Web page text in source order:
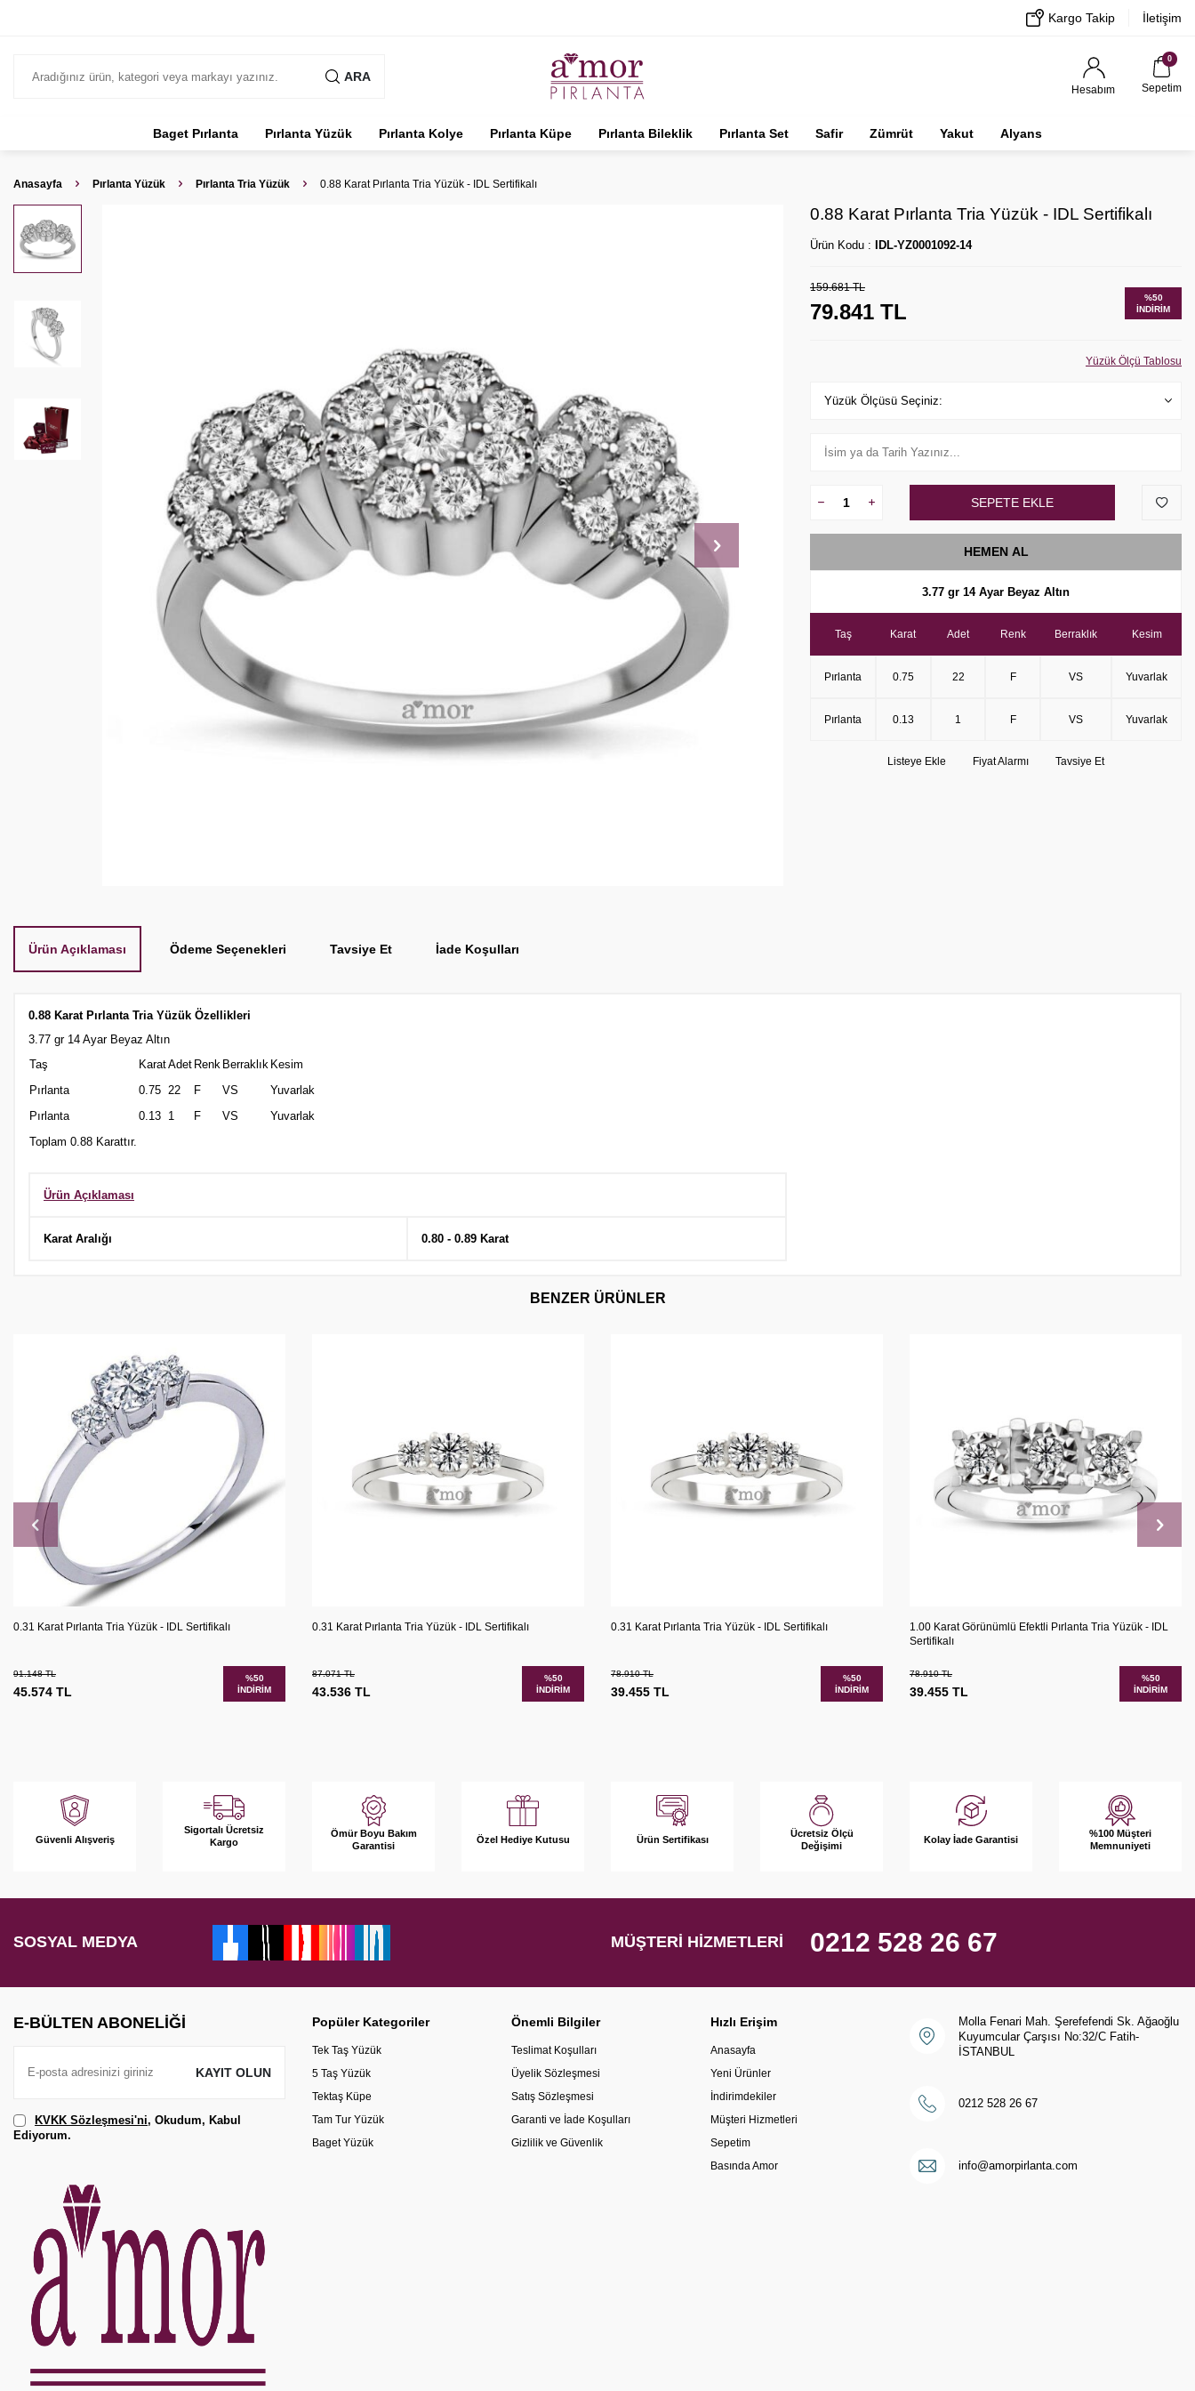
Kargo Takip İletişim
ARA
Hesabım
0
Sepetim
Baget Pırlanta Pırlanta Yüzük Pırlanta Kolye Pırlanta Küpe Pırlanta Bileklik Pırlanta Set Safir Zümrüt Yakut Alyans
Anasayfa Pırlanta Yüzük Pırlanta Tria Yüzük 0.88 Karat Pırlanta Tria Yüzük - IDL Sertifikalı
0.88 Karat Pırlanta Tria Yüzük - IDL Sertifikalı
Ürün Kodu : IDL-YZ0001092-14
159.681TL
79.841 TL
%50
İNDIRIM
Yüzük Ölçü Tablosu
SEPETE EKLE
HEMEN AL
3.77 gr 14 Ayar Beyaz Altın
Taş
Pırlanta
Pırlanta
Karat
0.75
0.13
Adet
22
1
Renk
F
F
Berraklık
VS
VS
Kesim
Yuvarlak
Yuvarlak
Listeye Ekle Fiyat Alarmı Tavsiye Et
Ürün Açıklaması Ödeme Seçenekleri Tavsiye Et İade Koşulları
0.88 Karat Pırlanta Tria Yüzük Özellikleri
3.77 gr 14 Ayar Beyaz Altın
Taş
KaratAdet Renk Berraklık Kesim
Pırlanta
0.75 22 F VS
Yuvarlak
Pırlanta
0.13 1 F VS
Yuvarlak
Toplam 0.88 Karattır.
Ürün Açıklaması
Karat Aralığı 0.80 - 0.89 Karat
BENZER ÜRÜNLER
Sepete Ekle Karşılaştır
0.31 Karat Pırlanta Tria Yüzük - IDL Sertifikalı
91.148TL
45.574 TL
%50
İNDIRIM
Sepete Ekle Karşılaştır
0.31 Karat Pırlanta Tria Yüzük - IDL Sertifikalı
87.071TL
43.536 TL
%50
İNDIRIM
Sepete Ekle Karşılaştır
0.31 Karat Pırlanta Tria Yüzük - IDL Sertifikalı
78.910TL
39.455 TL
%50
İNDIRIM
Sepete Ekle Karşılaştır
1.00 Karat Görünümlü Efektli Pırlanta Tria Yüzük - IDL
Sertifikalı
78.910TL
39.455 TL
%50
İNDIRIM
Güvenli Alışveriş
Sigortalı Ücretsiz
Kargo
Ömür Boyu Bakım
Garantisi
Özel Hediye Kutusu Ürün Sertifikası
Ücretsiz Ölçü
Değişimi
Kolay İade Garantisi
%100 Müşteri
Memnuniyeti
SOSYAL MEDYA MÜŞTERI HIZMETLERI 0212 528 26 67
E-BÜLTEN ABONELIĞI
KAYIT OLUN
KVKK Sözleşmesi'ni, Okudum, Kabul
Ediyorum.
Popüler Kategoriler
Tek Taş Yüzük
5 Taş Yüzük
Tektaş Küpe
Tam Tur Yüzük
Baget Yüzük
Önemli Bilgiler
Teslimat Koşulları
Üyelik Sözleşmesi
Satış Sözleşmesi
Garanti ve İade Koşulları
Gizlilik ve Güvenlik
Hızlı Erişim
Anasayfa
Yeni Ürünler
İndirimdekiler
Müşteri Hizmetleri
Sepetim
Basında Amor
Molla Fenari Mah. Şerefefendi Sk. Ağaoğlu
Kuyumcular Çarşısı No:32/C Fatih-
İSTANBUL
0212 528 26 67
info@amorpirlanta.com